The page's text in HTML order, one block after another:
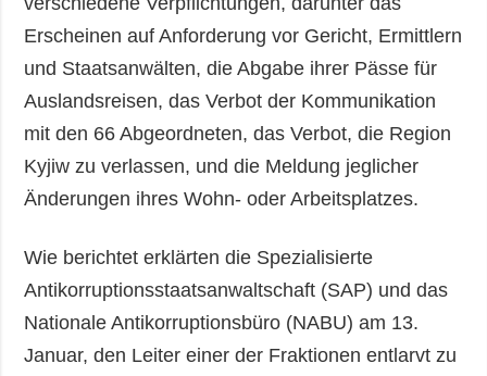
Erscheinen auf Anforderung vor Gericht, Ermittlern
und Staatsanwälten, die Abgabe ihrer Pässe für
Auslandsreisen, das Verbot der Kommunikation
mit den 66 Abgeordneten, das Verbot, die Region
Kyjiw zu verlassen, und die Meldung jeglicher
Änderungen ihres Wohn- oder Arbeitsplatzes.
Wie berichtet erklärten die Spezialisierte
Antikorruptionsstaatsanwaltschaft (SAP) und das
Nationale Antikorruptionsbüro (NABU) am 13.
Januar, den Leiter einer der Fraktionen entlarvt zu